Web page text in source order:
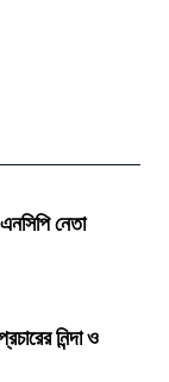
নেতা
নিন্দা ও